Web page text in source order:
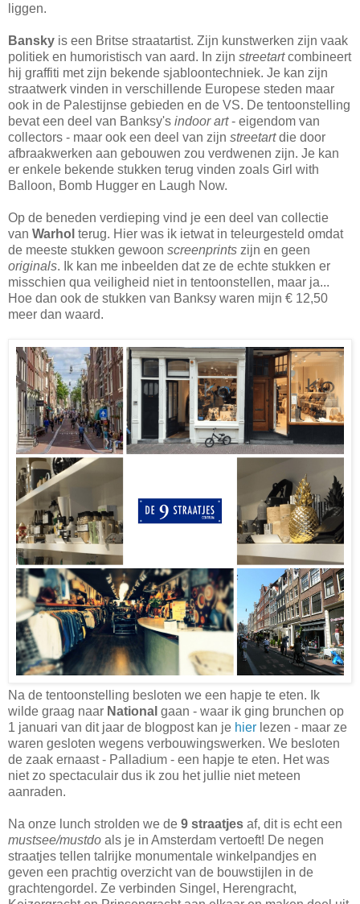
liggen.
Bansky is een Britse straatartist. Zijn kunstwerken zijn vaak
politiek en humoristisch van aard. In zijn streetartcombineert
hij graffiti met zijn bekende sjabloontechniek. Je kan zijn
straatwerk vinden in verschillende Europese steden maar
ook in de Palestijnse gebieden en de VS. De tentoonstelling
bevat een deel van Banksy's indoor art- eigendom van
collectors - maar ook een deel van zijn streetartdie door
afbraakwerken aan gebouwen zou verdwenen zijn. Je kan
er enkele bekende stukken terug vinden zoals Girl with
Balloon, Bomb Hugger en Laugh Now.
Op de beneden verdieping vind je een deel van collectie
van Warhol terug. Hier was ik ietwat in teleurgesteld omdat
de meeste stukken gewoon screenprints zijn en geen
originals. Ik kan me inbeelden dat ze de echte stukken er
misschien qua veiligheid niet in tentoonstellen, maar ja...
Hoe dan ook de stukken van Banksy waren mijn € 12,50
meer dan waard.
Na de tentoonstelling besloten we een hapje te eten. Ik
wilde graag naar National gaan - waar ik ging brunchen op
1 januari van dit jaar de blogpost kan je hier lezen - maar ze
waren gesloten wegens verbouwingswerken. We besloten
de zaak ernaast - Palladium - een hapje te eten. Het was
niet zo spectaculair dus ik zou het jullie niet meteen
aanraden.
Na onze lunch strolden we de 9 straatjes af, dit is echt een
mustsee/mustdo als je in Amsterdam vertoeft! De negen
straatjes tellen talrijke monumentale winkelpandjes en
geven een prachtig overzicht van de bouwstijlen in de
grachtengordel. Ze verbinden Singel, Herengracht,